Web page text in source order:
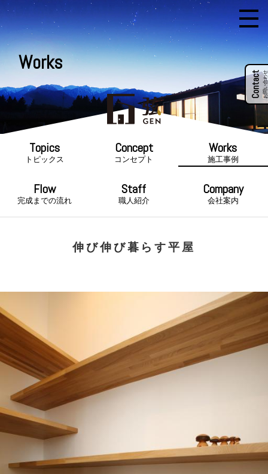
Works
Contactお問い合わせ
トピックス コンセプト 施工事例
完成までの流れ 職人紹介 会社案内
伸び伸び暮らす平屋